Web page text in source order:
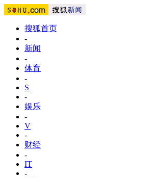
搜狐首页
-
新闻
-
体育
-
S
-
娱乐
-
V
-
财经
-
IT
-